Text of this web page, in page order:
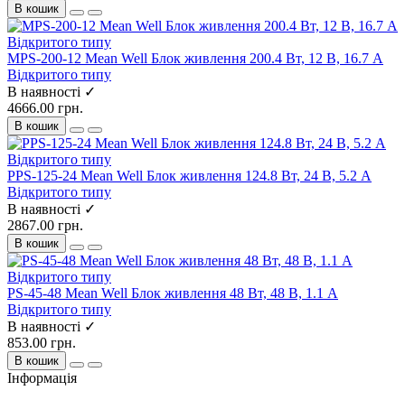
В кошик
MPS-200-12 Mean Well Блок живлення 200.4 Вт, 12 В, 16.7 А
Відкритого типу
В наявності ✓
4666.00 грн.
В кошик
PPS-125-24 Mean Well Блок живлення 124.8 Вт, 24 В, 5.2 А
Відкритого типу
В наявності ✓
2867.00 грн.
В кошик
PS-45-48 Mean Well Блок живлення 48 Вт, 48 В, 1.1 А
Відкритого типу
В наявності ✓
853.00 грн.
В кошик
Інформація